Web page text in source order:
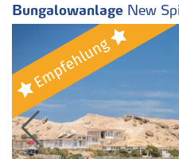
Bungalowanlage New